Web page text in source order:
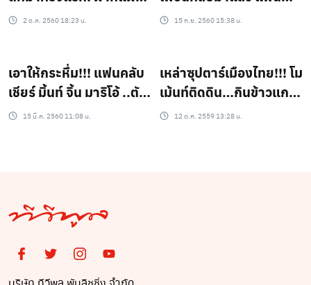
ถลอกไว้บนหน้า
2 ต.ค. 2560 18:23 น.
คลับฟินเว่อร์ (ชมคลิป)
15 ก.ย. 2560 15:38 น.
เอาให้กระหึ่ม!!! แฟนคลับ
เชียร์ มิ้นท์ จิ้น มาริโอ้ ..ตัว
จริงเค้าว่ายังไง??
15 มี.ค. 2560 11:08 น.
เหล่าซุปตาร์เมืองไทย!!! โม
เม้นท์ติดดิน…กินข้าวแกง-
ซ้อนท้ายพี่วินฯ-และโหน
12 ต.ค. 2559 13:28 น.